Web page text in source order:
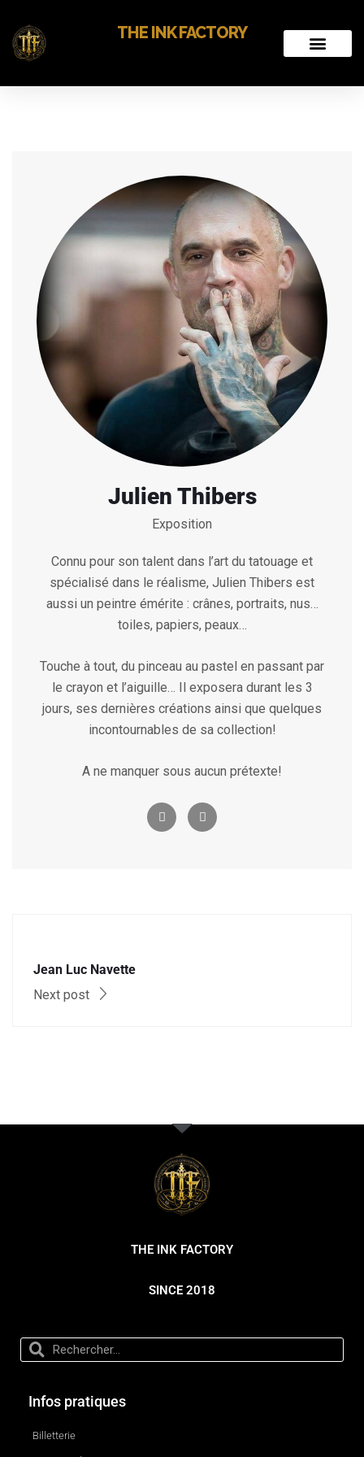
THE INK FACTORY
Julien Thibers
Exposition
Connu pour son talent dans l’art du tatouage et
spécialisé dans le réalisme, Julien Thibers est
aussi un peintre émérite : crânes, portraits, nus…
toiles, papiers, peaux…
Touche à tout, du pinceau au pastel en passant par
le crayon et l’aiguille… Il exposera durant les 3
jours, ses dernières créations ainsi que quelques
incontournables de sa collection!
A ne manquer sous aucun prétexte!
Jean Luc Navette
Next post
THE INK FACTORY
SINCE 2018
Infos pratiques
Billetterie